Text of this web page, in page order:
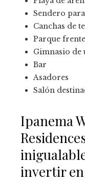
Sendero
Canchas de
Parque
Gimnasio de
Bar
Asadores
Salón
Ipanema
invertir en